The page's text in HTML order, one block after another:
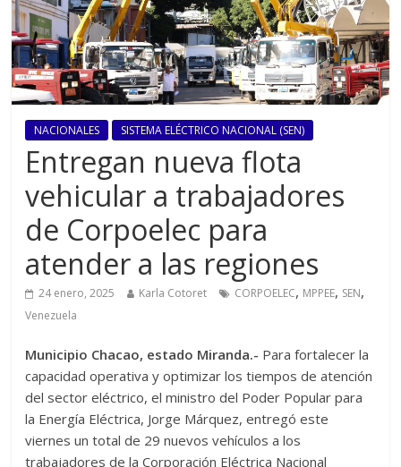
NACIONALES SISTEMA ELÉCTRICO NACIONAL (SEN)
Entregan nueva flota
vehicular a trabajadores
de Corpoelec para
atender a las regiones
24 enero, 2025 Karla Cotoret CORPOELEC, MPPEE, SEN,
Venezuela
Municipio Chacao, estado Miranda.- Para fortalecer la
capacidad operativa y optimizar los tiempos de atención
del sector eléctrico, el ministro del Poder Popular para
la Energía Eléctrica, Jorge Márquez, entregó este
viernes un total de 29 nuevos vehículos a los
trabajadores de la Corporación Eléctrica Nacional